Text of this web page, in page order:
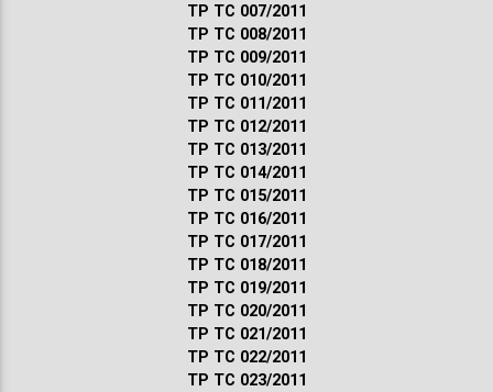
ТР ТС 007/2011
ТР ТС 008/2011
ТР ТС 009/2011
ТР ТС 010/2011
ТР ТС 011/2011
ТР ТС 012/2011
ТР ТС 013/2011
ТР ТС 014/2011
ТР ТС 015/2011
ТР ТС 016/2011
ТР ТС 017/2011
ТР ТС 018/2011
ТР ТС 019/2011
ТР ТС 020/2011
ТР ТС 021/2011
ТР ТС 022/2011
ТР ТС 023/2011